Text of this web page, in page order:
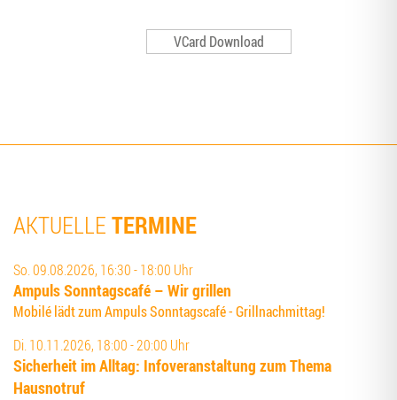
VCard Download
AKTUELLE TERMINE
So. 09.08.2026, 16:30 - 18:00 Uhr
Ampuls Sonn­tags­ca­fé – Wir grillen
Mobilé lädt zum Ampuls Sonntagscafé - Grillnachmittag!
Di. 10.11.2026, 18:00 - 20:00 Uhr
Sicher­heit im All­tag: Info­ver­an­stal­tung zum The­ma
Hausnotruf